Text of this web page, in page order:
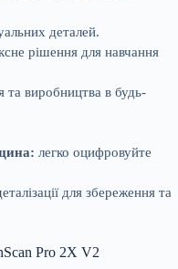
деталей.
рішення для навчання
виробництва в будь-
легко оцифровуйте
для збереження та
Pro 2X V2